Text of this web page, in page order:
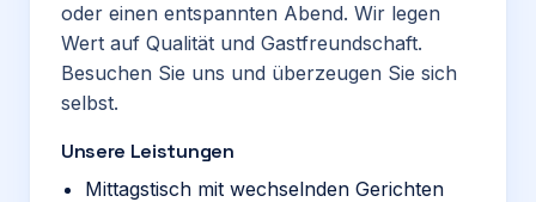
oder einen entspannten Abend. Wir legen
Wert auf Qualität und Gastfreundschaft.
Besuchen Sie uns und überzeugen Sie sich
selbst.
Unsere Leistungen
Mittagstisch mit wechselnden Gerichten